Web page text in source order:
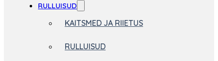
RULLUISUD
KAITSMED JA RIIETUS
RULLUISUD